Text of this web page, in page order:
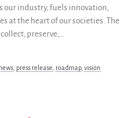
Scientifiques
Étudiants
Grants
Financeurs
our industry, fuels innovation,
at the heart of our societies. The
preserve,…
news press release roadmap, vision